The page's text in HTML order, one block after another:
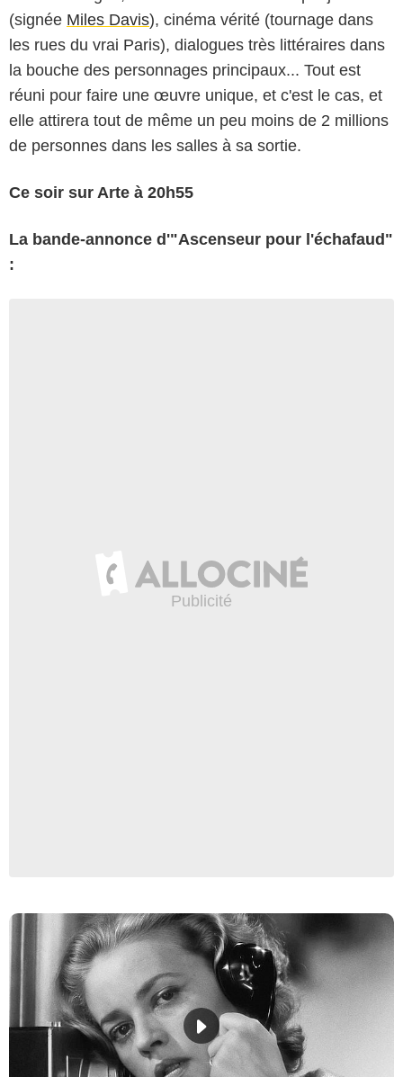
(signée Miles Davis), cinéma vérité (tournage dans
les rues du vrai Paris), dialogues très littéraires dans
la bouche des personnages principaux... Tout est
réuni pour faire une œuvre unique, et c'est le cas, et
elle attirera tout de même un peu moins de 2 millions
de personnes dans les salles à sa sortie.
Ce soir sur Arte à 20h55
La bande-annonce d'"Ascenseur pour l'échafaud"
: